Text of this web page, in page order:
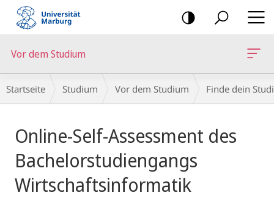
Mobile-
Navigation
Vor dem Studium
Breadcrumb-
Navigation
Startseite Studium Vor dem Studium Finde dein
Online-Self-Assessment des
Bachelorstudiengangs
Wirtschaftsinformatik